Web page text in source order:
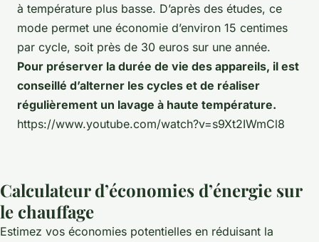
à température plus basse. D’après des études, ce
mode permet une économie d’environ 15 centimes
par cycle, soit près de 30 euros sur une année.
Pour préserver la durée de vie des appareils, il est
conseillé d’alterner les cycles et de réaliser
régulièrement un lavage à haute température.
https://www.youtube.com/watch?v=s9Xt2IWmCl8
Calculateur d’économies d’énergie sur
le chauffage
Estimez vos économies potentielles en réduisant la